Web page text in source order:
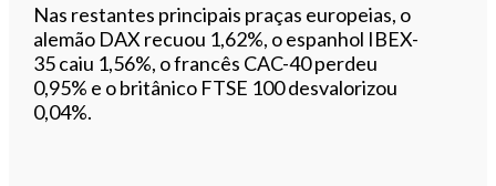
Nas restantes principais praças europeias, o
alemão DAX recuou 1,62%, o espanhol IBEX-
35 caiu 1,56%, o francês CAC-40 perdeu
0,95% e o britânico FTSE 100 desvalorizou
0,04%.